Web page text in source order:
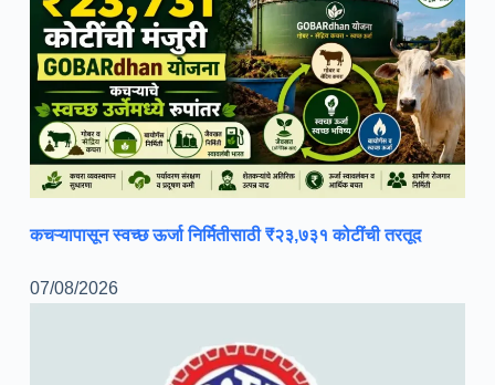
कचऱ्यापासून स्वच्छ ऊर्जा निर्मितीसाठी ₹२३,७३१ कोटींची तरतूद
07/08/2026